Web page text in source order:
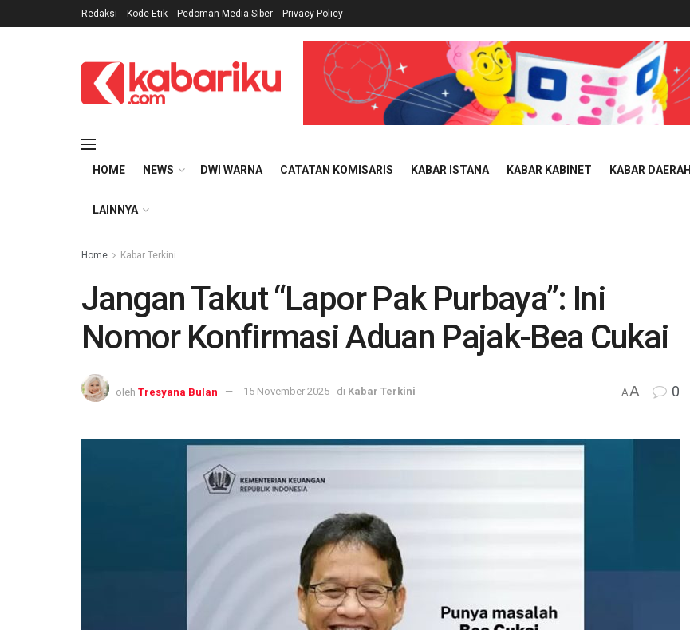
Redaksi Kode Etik Pedoman Media Siber Privacy Policy
HOME NEWS DWI WARNA CATATAN KOMISARIS KABAR ISTANA KABAR KABINET KABAR DAERAH
LAINNYA
Home Kabar Terkini
Jangan Takut “Lapor Pak Purbaya”: Ini
Nomor Konfirmasi Aduan Pajak-Bea Cukai
oleh Tresyana Bulan 15 November 2025 di Kabar Terkini AA 0